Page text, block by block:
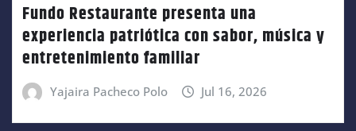
Fundo Restaurante presenta una
experiencia patriótica con sabor, música y
entretenimiento familiar
Yajaira Pacheco Polo Jul 16, 2026